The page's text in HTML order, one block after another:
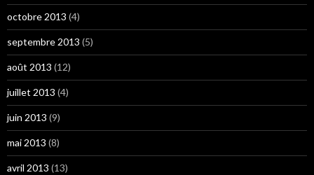
octobre 2013 (4)
septembre 2013 (5)
août 2013 (12)
juillet 2013 (4)
juin 2013 (9)
mai 2013 (8)
avril 2013 (13)